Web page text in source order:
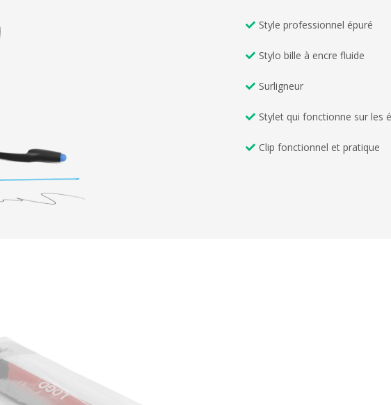
Style professionnel épuré
Stylo bille à encre fluide
Surligneur
Stylet qui fonctionne sur les
Clip fonctionnel et pratique